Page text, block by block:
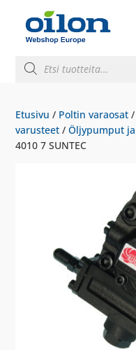
search
Etusivu / Poltin varaosat
varusteet /Öljypumput
4010 7 SUNTEC